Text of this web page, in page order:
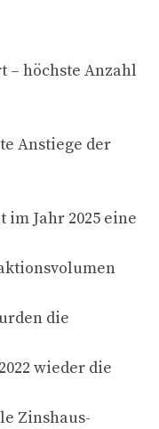
– höchste Anzahl
Anstiege der
Jahr 2025 eine
die
wieder die
Zinshaus-